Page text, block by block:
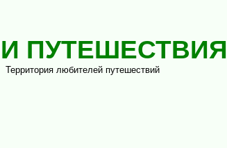
ПУТЕШЕСТВИЯ
Территория любителей путешествий